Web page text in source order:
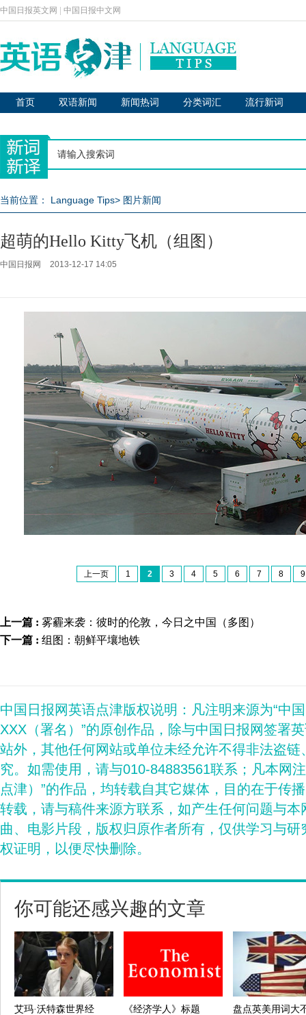
中国日报英文网 中国日报中文网
首页 双语新闻 新闻热词 分类词汇 流行新词
当前位置： Language Tips> 图片新闻
超萌的Hello Kitty飞机（组图）
中国日报网 2013-12-17 14:05
上一页 1 2 3 4 5 6 7 8 9
上一篇 : 雾霾来袭：彼时的伦敦，今日之中国（多图）
下一篇 : 组图：朝鲜平壤地铁
中国日报网英语点津版权说明：凡注明来源为“中
XXX（署名）”的原创作品，除与中国日报网签署
站外，其他任何网站或单位未经允许不得非法盗
究。如需使用，请与010-84883561联系；凡本网
点津）”的作品，均转载自其它媒体，目的在于传
转载，请与稿件来源方联系，如产生任何问题与
曲、电影片段，版权归原作者所有，仅供学习与
权证明，以便尽快删除。
你可能还感兴趣的文章
艾玛·沃特森世界经
《经济学人》标题
盘点英美用词大